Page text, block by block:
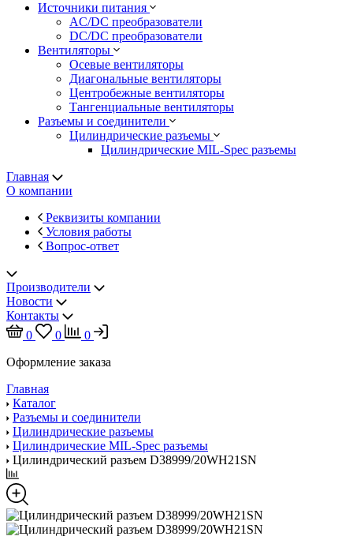
Источники питания
AC/DC преобразователи
DC/DC преобразователи
Вентиляторы
Осевые вентиляторы
Диагональные вентиляторы
Центробежные вентиляторы
Тангенциальные вентиляторы
Разъемы и соединители
Цилиндрические разъемы
Цилиндрические MIL-Spec разъемы
Главная
О компании
Реквизиты компании
Условия работы
Вопрос-ответ
Производители
Новости
Контакты
0
0
0
Оформление заказа
Главная
Каталог
Разъемы и соединители
Цилиндрические разъемы
Цилиндрические MIL-Spec разъемы
Цилиндрический разъем D38999/20WH21SN